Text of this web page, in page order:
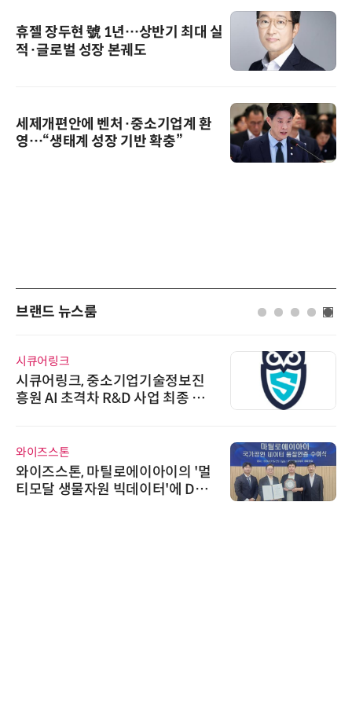
휴젤 장두현 號 1년…상반기 최대 실
적·글로벌 성장 본궤도
세제개편안에 벤처·중소기업계 환
영…“생태계 성장 기반 확충”
브랜드 뉴스룸
시큐어링크
시큐어링크, 중소기업기술정보진
흥원 AI 초격차 R&D 사업 최종 선
와이즈스톤
와이즈스톤, 마틸로에이아이의 '멀
티모달 생물자원 빅데이터'에 DQ